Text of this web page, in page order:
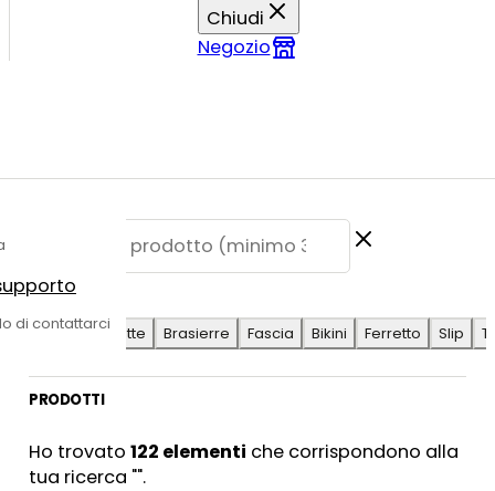
di contattarci
Chiudi
Negozio
SUGGERITE
Antilope
Coulotte Brasierre Fascia Bikini Ferretto Slip
PRODOTTI
Ho trovato122 elementi che corrispondono alla
tua ricerca "".